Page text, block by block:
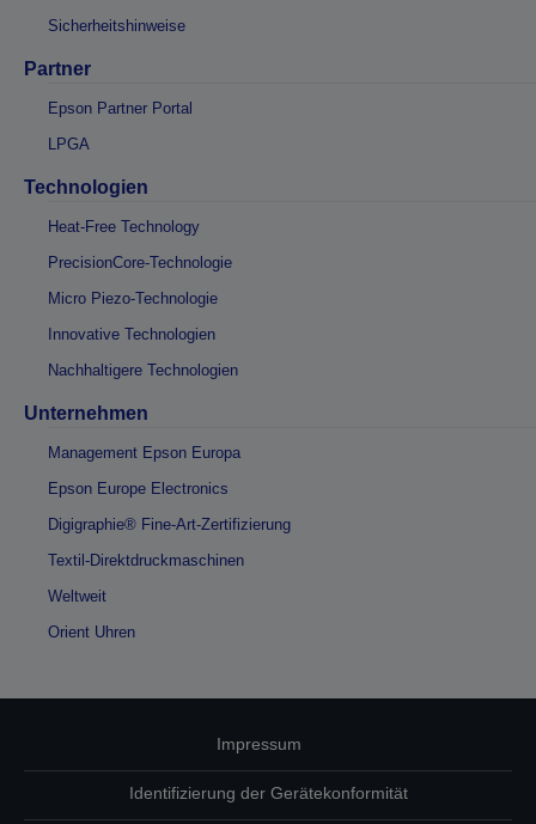
Sicherheitshinweise
Partner
Epson Partner Portal
LPGA
Technologien
Heat-Free Technology
PrecisionCore-Technologie
Micro Piezo-Technologie
Innovative Technologien
Nachhaltigere Technologien
Unternehmen
Management Epson Europa
Epson Europe Electronics
Digigraphie® Fine-Art-Zertifizierung
Textil-Direktdruckmaschinen
Weltweit
Orient Uhren
Impressum
Identifizierung der Gerätekonformität